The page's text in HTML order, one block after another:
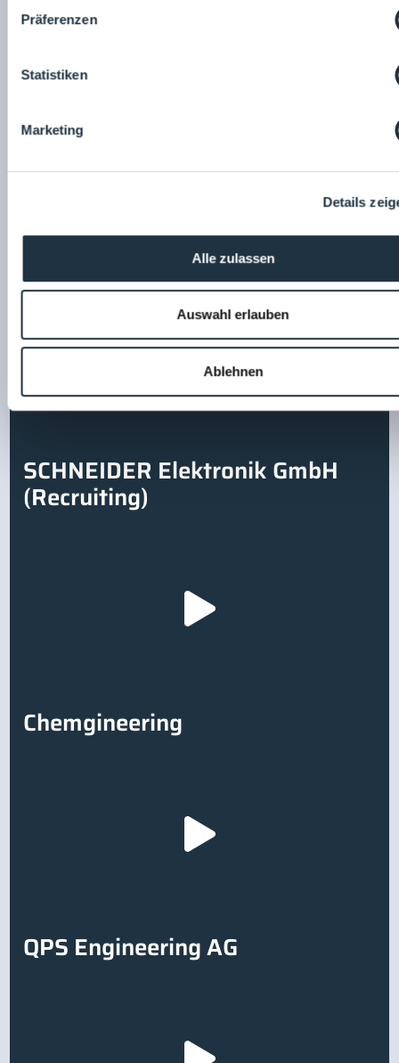
Präferenzen
Statistiken
Marketing
Details
Alle zulassen
Auswahl erlauben
Ablehnen
Pfennig Cleaning Technology
GmbH
SCHNEIDER Elektronik GmbH
(Recruiting)
Chemgineering
QPS Engineering AG